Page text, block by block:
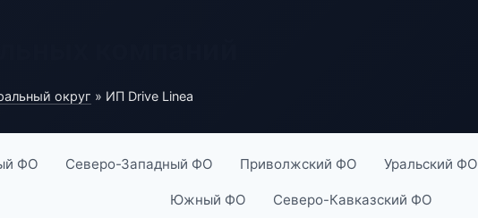
округ » ИП Drive Linea
ФО Северо-Западный ФО Приволжский ФО Уральский ФО
Южный ФО Северо-Кавказский ФО